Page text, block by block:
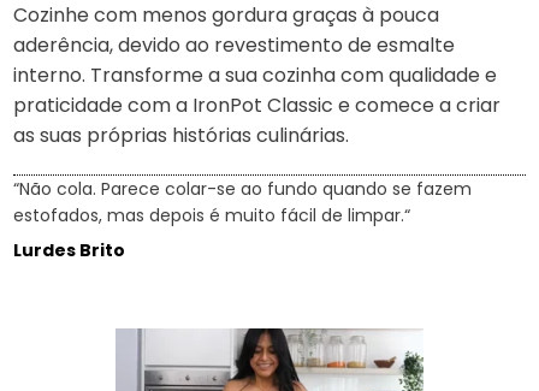
Cozinhe com menos gordura graças à pouca
aderência, devido ao revestimento de esmalte
interno. Transforme a sua cozinha com qualidade e
praticidade com a IronPot Classic e comece a criar
as suas próprias histórias culinárias.
“Não cola. Parece colar-se ao fundo quando se fazem
estofados, mas depois é muito fácil de limpar.“
Lurdes Brito